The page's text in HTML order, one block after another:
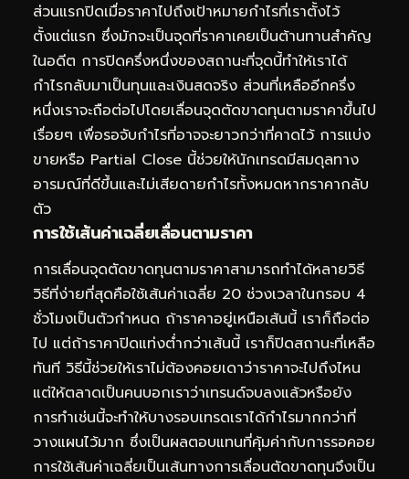
ส่วนแรกปิดเมื่อราคาไปถึงเป้าหมายกำไรที่เราตั้งไว้
ตั้งแต่แรก ซึ่งมักจะเป็นจุดที่ราคาเคยเป็นต้านทานสำคัญ
ในอดีต การปิดครึ่งหนึ่งของสถานะที่จุดนี้ทำให้เราได้
กำไรกลับมาเป็นทุนและเงินสดจริง ส่วนที่เหลืออีกครึ่ง
หนึ่งเราจะถือต่อไปโดยเลื่อนจุดตัดขาดทุนตามราคาขึ้นไป
เรื่อยๆ เพื่อรอจับกำไรที่อาจจะยาวกว่าที่คาดไว้ การแบ่ง
ขายหรือ Partial Close นี้ช่วยให้นักเทรดมีสมดุลทาง
อารมณ์ที่ดีขึ้นและไม่เสียดายกำไรทั้งหมดหากราคากลับ
ตัว
การใช้เส้นค่าเฉลี่ยเลื่อนตามราคา
การเลื่อนจุดตัดขาดทุนตามราคาสามารถทำได้หลายวิธี
วิธีที่ง่ายที่สุดคือใช้เส้นค่าเฉลี่ย 20 ช่วงเวลาในกรอบ 4
ชั่วโมงเป็นตัวกำหนด ถ้าราคาอยู่เหนือเส้นนี้ เราก็ถือต่อ
ไป แต่ถ้าราคาปิดแท่งต่ำกว่าเส้นนี้ เราก็ปิดสถานะที่เหลือ
ทันที วิธีนี้ช่วยให้เราไม่ต้องคอยเดาว่าราคาจะไปถึงไหน
แต่ให้ตลาดเป็นคนบอกเราว่าเทรนด์จบลงแล้วหรือยัง
การทำเช่นนี้จะทำให้บางรอบเทรดเราได้กำไรมากกว่าที่
วางแผนไว้มาก ซึ่งเป็นผลตอบแทนที่คุ้มค่ากับการรอคอย
การใช้เส้นค่าเฉลี่ยเป็นเส้นทางการเลื่อนตัดขาดทุนจึงเป็น